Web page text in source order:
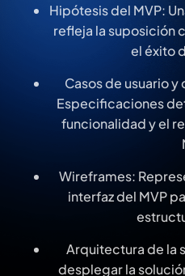
Hipótesis del MVP:
refleja la suposición
el éxito
Casos de usuario
Especificaciones
funcionalidad y el
Wireframes:
interfaz del MVP
Arquitectura de la
desplegar la